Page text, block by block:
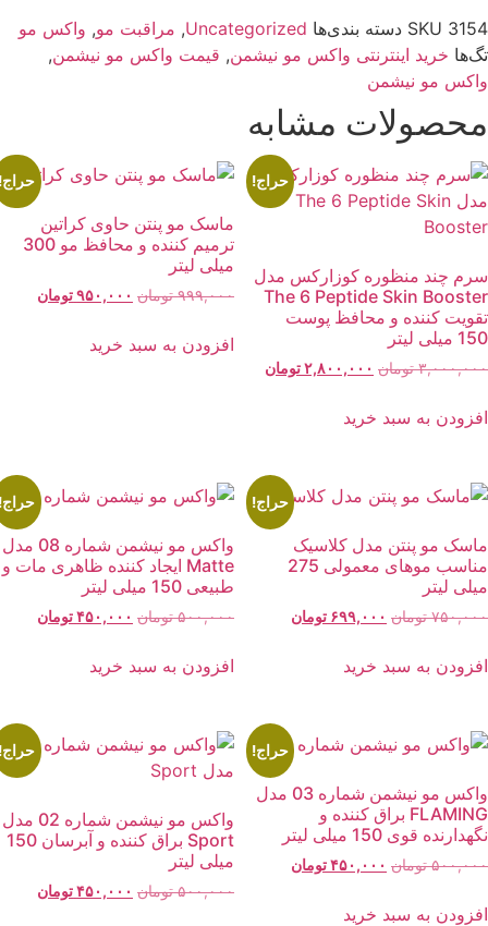
SKU دسته بندی‌ها Uncategorized
, مراقبت مو, واکس مو
خرید اینترنتی واکس مو نیشمن, قیمت واکس مو نیشمن,
مو نیشمن
مشابه
حراج!
چند منظوره کوزارکس مدل
The 6 Peptide Skin
کننده و محافظ پوست
لیتر
تومانقیمت
بود.
۲,۸۰۰,۰۰۰تومانقیمت
به سبد خرید
حراج!
ماسک مو پنتن حاوی کراتین
ترمیم کننده و محافظ مو 300
میلی لیتر
۹۹۹,۰۰۰ تومانقیمت
۹۵۰,۰۰۰تومانقیمت
افزودن به سبد خرید
حراج!
مو پنتن مدل کلاسیک
مناسب موهای معمولی 275
لیتر
تومانقیمت
۶۹۹,۰۰۰تومانقیمت
به سبد خرید
حراج!
واکس مو نیشمن شماره 08 مدل
Matte ایجاد کننده ظاهری مات و
طبیعی 150 میلی لیتر
۵۰۰,۰۰۰ تومانقیمت
۴۵۰,۰۰۰تومانقیمت
افزودن به سبد خرید
حراج!
واکس مو نیشمن شماره 03 مدل
FLAMING براق کننده و
قوی 150 میلی لیتر
تومانقیمت
۴۵۰,۰۰۰تومانقیمت
به سبد خرید
حراج!
واکس مو نیشمن شماره 02 مدل
Sport براق کننده و آبرسان 150
میلی لیتر
۵۰۰,۰۰۰ تومانقیمت
۴۵۰,۰۰۰تومانقیمت